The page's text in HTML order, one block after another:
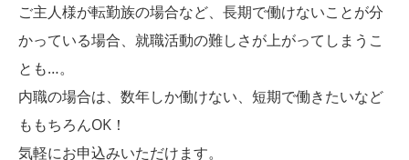
ご主人様が転勤族の場合など、長期で働けないことが分
かっている場合、就職活動の難しさが上がってしまうこ
とも…。
内職の場合は、数年しか働けない、短期で働きたいなど
ももちろんOK！
気軽にお申込みいただけます。